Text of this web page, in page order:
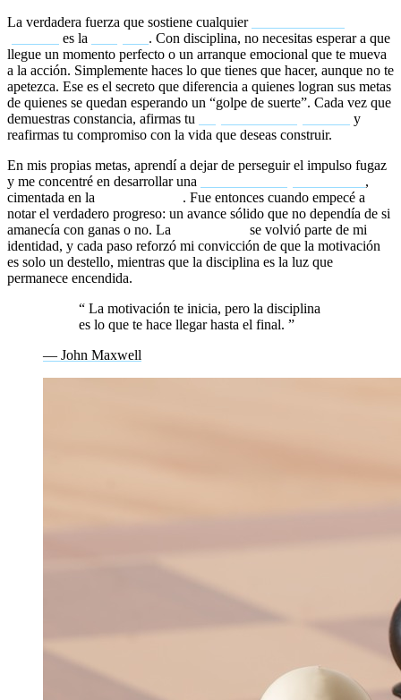
La verdadera fuerza que sostiene cualquier
es la
. Con disciplina, no necesitas esperar a que
llegue un momento perfecto o un arranque emocional que te mueva
a la acción. Simplemente haces lo que tienes que hacer, aunque no te
apetezca. Ese es el secreto que diferencia a quienes logran sus metas
de quienes se quedan esperando un “golpe de suerte”. Cada vez que
demuestras constancia, afirmas tu
y
reafirmas tu compromiso con la vida que deseas construir.
En mis propias metas, aprendí a dejar de perseguir el impulso fugaz
y me concentré en desarrollar una
,
cimentada en la
. Fue entonces cuando empecé a
notar el verdadero progreso: un avance sólido que no dependía de si
amanecía con ganas o no. La
se volvió parte de mi
identidad, y cada paso reforzó mi convicción de que la motivación
es solo un destello, mientras que la disciplina es la luz que
permanece encendida.
“ La motivación te inicia, pero la disciplina
es lo que te hace llegar hasta el final. ”
— John Maxwell